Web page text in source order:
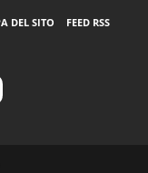
DEL SITO
FEED RSS